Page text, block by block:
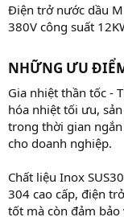
Điện trở nước dầu
380V công suất
NHỮNG ƯU
Gia nhiệt thần tốc -
hóa nhiệt tối ưu,
trong thời gian
cho doanh nghiệp.
Chất liệu Inox
304 cao cấp, điện
tốt mà còn đảm